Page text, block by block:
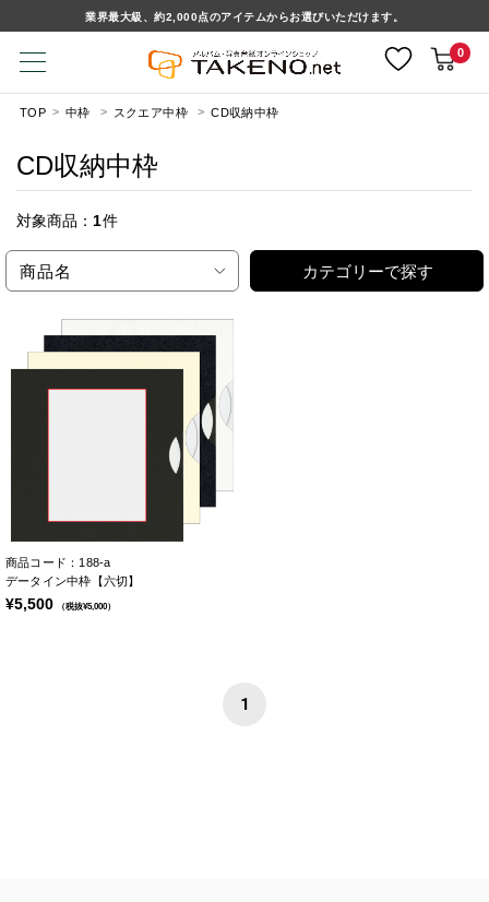
業界最大級、約2,000点のアイテムからお選びいただけます。
0
TOP 中枠 スクエア中枠 CD収納中枠
CD収納中枠
対象商品： 1件
商品名 カテゴリーで探す
商品コード：188-a
データイン中枠【六切】
¥5,500 （税抜¥5,000）
1